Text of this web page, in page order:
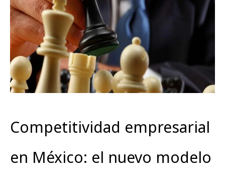
Competitividad empresarial
en México: el nuevo modelo